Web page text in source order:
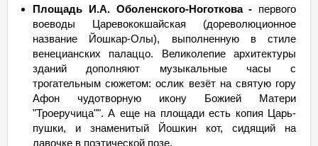
Площадь И.А. Оболенского-Ноготкова - первого
воеводы Царевококшайская (дореволюционное
название Йошкар-Олы), выполненную в стиле
венецианских палаццо. Великолепие архитектуры
зданий дополняют музыкальные часы с
трогательным сюжетом: ослик везёт на святую гору
Афон чудотворную икону Божией Матери
"Троеручица"". А еще на площади есть копия Царь-
пушки, и знаменитый Йошкин кот, сидящий на
лавочке в поэтической позе.